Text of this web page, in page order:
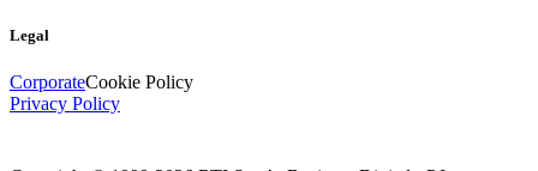
Legal
CorporateCookie Policy
Privacy Policy